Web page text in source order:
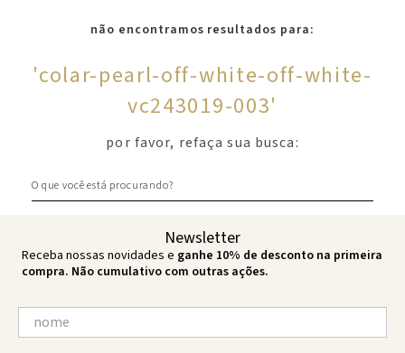
não encontramos resultados para:
'colar-pearl-off-white-off-white-
vc243019-003'
por favor, refaça sua busca:
Newsletter
Receba nossas novidades e ganhe 10% de desconto na primeira
compra. Não cumulativo com outras ações.